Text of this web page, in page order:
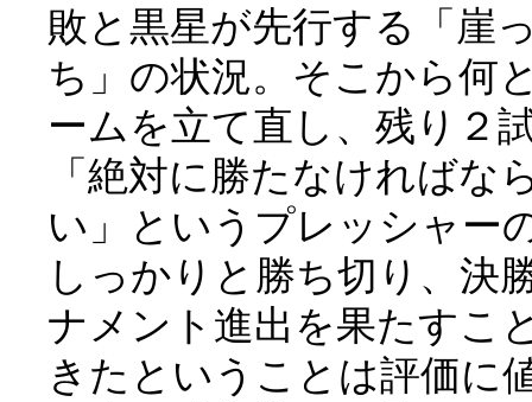
敗と黒星が先行する「崖
ち」の状況。そこから何
ームを立て直し、残り２
「絶対に勝たなければな
い」というプレッシャー
しっかりと勝ち切り、決
ナメント進出を果たすこ
きたということは評価に